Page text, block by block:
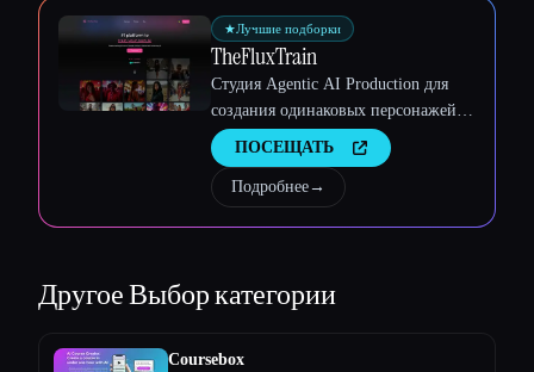
★Лучшие подборки
TheFluxTrain
Студия Agentic AI Production для
создания одинаковых персонажей,
рабочих процессов и видео
ПОСЕЩАТЬ
Подробнее→
ДругоеВыбор категории
Coursebox